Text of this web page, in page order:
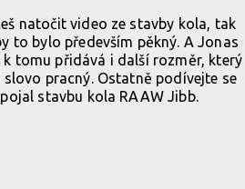
natočit video ze stavby kola, tak
to bylo především pěkný. A Jonas
k tomu přidává i další rozměr, který
slovo pracný. Ostatně podívejte se
stavbu kola RAAW Jibb.